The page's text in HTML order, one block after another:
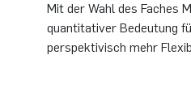
Mit der Wahl des Faches
quantitativer Bedeutung
perspektivisch mehr